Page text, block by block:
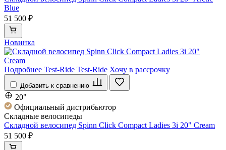
Blue
51 500 ₽
Новинка
Подробнее Test-Ride Test-Ride Хочу в рассрочку
Добавить к сравнению
20"
Официальный дистрибьютор
Складные велосипеды
Складной велосипед Spinn Click Compact Ladies 3i 20" Cream
51 500 ₽